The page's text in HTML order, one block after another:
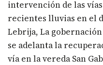
intervención de las
recientes lluvias en el
Lebrija, La
se adelanta la
vía en la vereda San